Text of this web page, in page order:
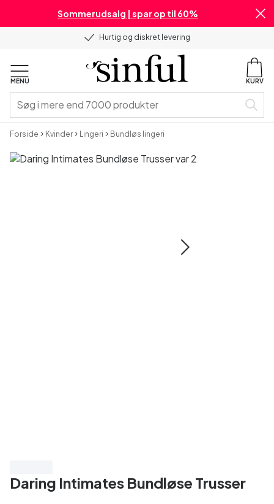
Sommerudsalg | spar op til 60%
Hurtig og diskret levering
MENU KURV
Forside Kvinder Lingeri Bundløs lingeri
Daring Intimates Bundløse Trusser